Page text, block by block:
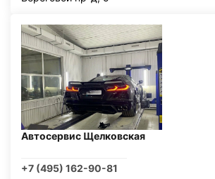
Автосервис Щелковская
+7 (495) 162-90-81